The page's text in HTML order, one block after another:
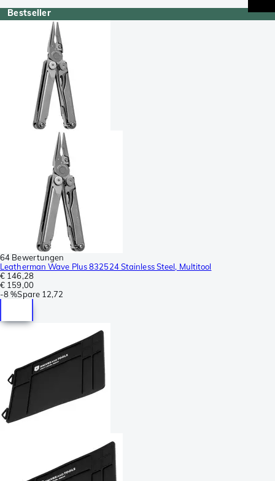
Bestseller
64 Bewertungen
Leatherman Wave Plus 832524 Stainless Steel, Multitool
€ 146,28
€ 159,00
-8 %Spare 12,72